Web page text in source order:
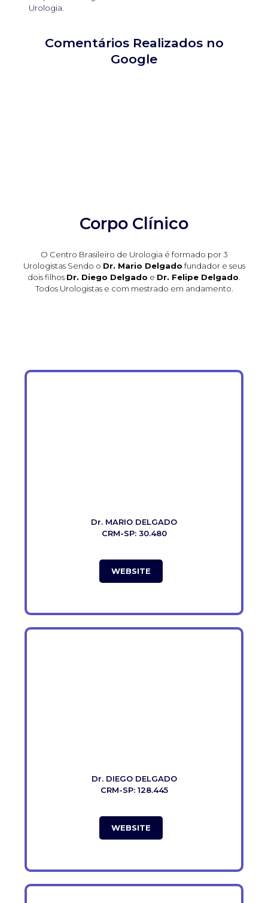
Urologia.
Comentários Realizados no
Google
Corpo Clínico
O Centro Brasileiro de Urologia é formado por 3
Urologistas Sendo o Dr. Mario Delgado fundador e seus
dois filhos Dr. Diego Delgado e Dr. Felipe Delgado.
Todos Urologistas e com mestrado em andamento.
Dr. MARIO DELGADO
CRM-SP: 30.480
WEBSITE
Dr. DIEGO DELGADO
CRM-SP: 128.445
WEBSITE